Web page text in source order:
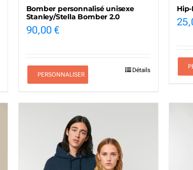
Bomber personnalisé unisexe
Stanley/Stella Bomber 2.0
90,00 €
PERSONNALISER
Détails